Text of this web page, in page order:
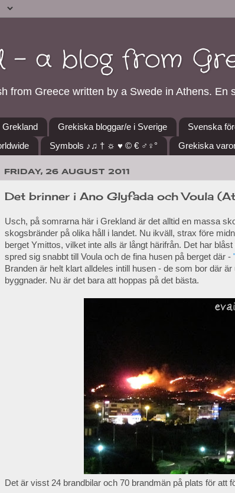
- a blog from
from Greece written by a Swede in Athens. En
Grekland Grekiska bloggar/e i Sverige Svenska
Symbols ♪♫ † ☼ ♥ © € ♂♀° Grekiska
FRIDAY, 26 AUGUST 2011
Det brinner i Ano Glyfada och Voula
Usch, på somrarna här i Grekland är det alltid en massa
skogsbränder på olika håll i landet. Nu ikväll, strax före
berget Ymittos, vilket inte alls är långt härifrån. Det har
spred sig snabbt till Voula och de fina husen på berget där -
Branden är helt klart alldeles intill husen - de som bor där
byggnader. Nu är det bara att hoppas på det bästa.
Det är visst 24 brandbilar och 70 brandmän på plats för att